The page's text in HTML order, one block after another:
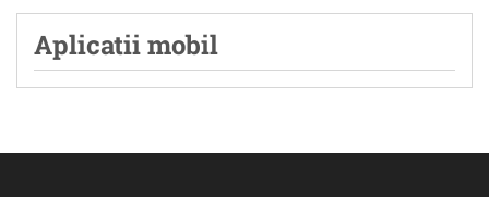
Aplicatii mobil